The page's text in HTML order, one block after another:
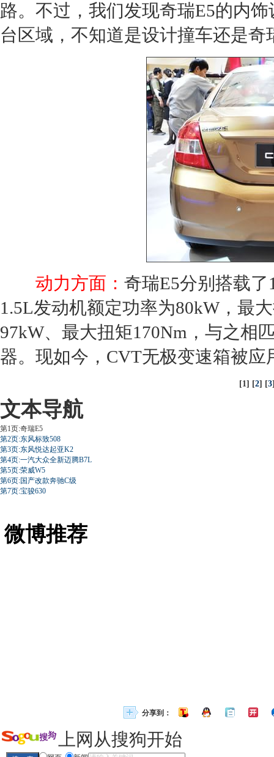
路。不过，我们发现奇瑞E5的内饰
台区域，不知道是设计撞车还是奇
动力方面： 奇瑞E5分别搭载了
1.5L发动机额定功率为80kW，最
97kW、最大扭矩170Nm，与之相
器。现如今，CVT无极变速箱被应
[1] [2] [3
文本导航
第1页:奇瑞E5
第2页:东风标致508
第3页:东风悦达起亚K2
第4页:一汽大众全新迈腾B7L
第5页:荣威W5
第6页:国产改款奔驰C级
第7页:宝骏630
微博推荐
分享到：
上网从搜狗开始